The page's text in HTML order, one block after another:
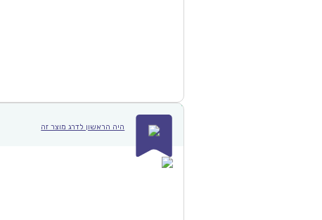
היה הראשון לדרג מוצר זה